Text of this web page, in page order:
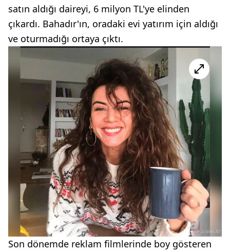
satın aldığı daireyi, 6 milyon TL'ye elinden
çıkardı. Bahadır'ın, oradaki evi yatırım için aldığı
ve oturmadığı ortaya çıktı.
Son dönemde reklam filmlerinde boy gösteren